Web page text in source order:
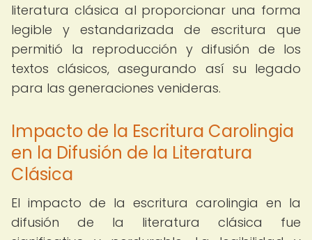
literatura clásica al proporcionar una forma
legible y estandarizada de escritura que
permitió la reproducción y difusión de los
textos clásicos, asegurando así su legado
para las generaciones venideras.
Impacto de la Escritura Carolingia
en la Difusión de la Literatura
Clásica
El impacto de la escritura carolingia en la
difusión de la literatura clásica fue